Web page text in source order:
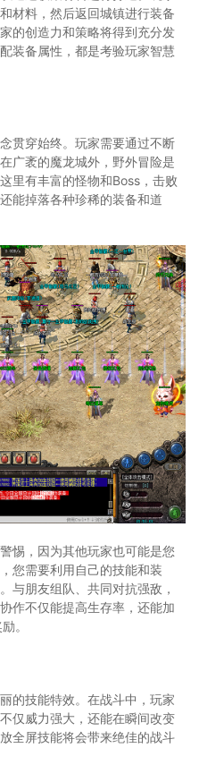
材料，然后返回城镇进行装备
的创造力和策略将得到充分发
装备属性，都是考验玩家智慧
贯穿始终。玩家需要通过不断
广袤的魔龙城外，野外冒险是
里有丰富的怪物和Boss，击败
能掉落各种珍稀的装备和道
惕，因为其他玩家也可能是您
您需要利用自己的技能和装
与朋友组队、共同对抗强敌，
作不仅能提高生存率，还能加
。
的技能特效。在战斗中，玩家
仅威力强大，还能在瞬间改变
全屏技能将会带来绝佳的战斗